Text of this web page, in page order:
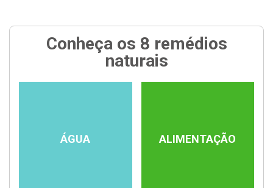
Conheça os 8 remédios
naturais
ÁGUA ALIMENTAÇÃO